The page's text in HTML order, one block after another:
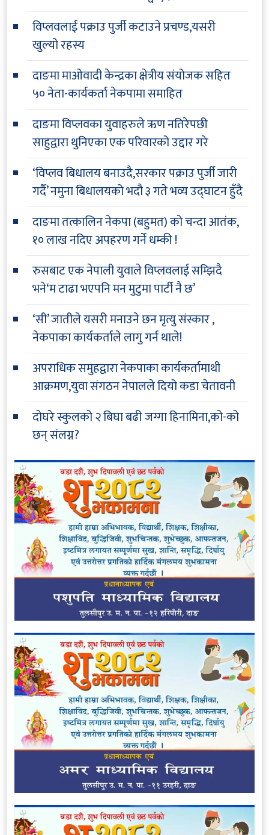
विप्लवलाई पक्राउ पुर्जी कटाउने प्रचण्ड,यसरी
खुल्यो रहस्य
दाङमा माओवादी केन्द्रका क्षेत्रीय संयोजक सहित
५० नेता-कार्यकर्ता नेकपामा समाहित
दाङमा विप्लवका युवाहरुले ऋण नतिरेपछी
साहुद्वारा थुनिएका एक परिवारको उद्दार गरे
‘विप्लव बिधालय बनाउदै,सरकार पक्राउ पुर्जी जारी
गर्दै’ नमुना बिधालयको भदौ ३ गते भव्य उद्घाटन हुँदै
दाङमा तत्कालिन नेकपा (बहुमत) को चन्दा आतंक,
१० लाख नदिए अपहरण गर्ने धम्की !
रुसबाट एक नेपाली युवाले विप्लवलाई सम्झिदै
भने‘म टाढा भएपनि मन मुटुमा पार्टी नै छ’
‘सी’ जातीले यसरी मनाउने छन मृत्यु संस्कार ,
नेकपाका कार्यकर्ताले लागु गर्न थाले!
अपराधिक समुहद्वारा नेकपाका कार्यकर्तामाथी
आक्रमण,युवा संगठन नेपालले दियो कडा चेतावनी
दोघरे स्कुलको २ बिघा बढी जग्गा हिनामिना,को-को
छन् संलग्न?